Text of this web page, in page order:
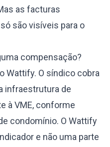
as facturas
são visíveis para o
compensação?
Wattify. O síndico cobra
infraestrutura de
à VME, conforme
condomínio. O Wattify
e não uma parte